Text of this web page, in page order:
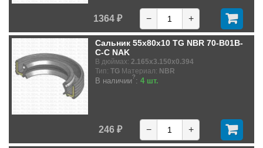
1364 ₽ − +
Сальник 55x80x10 TG NBR 70-B01B-
C-C NAK
В дюймах: 2.165x3.150x0.394
Тип: TG Материал: NBR
В наличии?: 4 шт.
246 ₽ − +